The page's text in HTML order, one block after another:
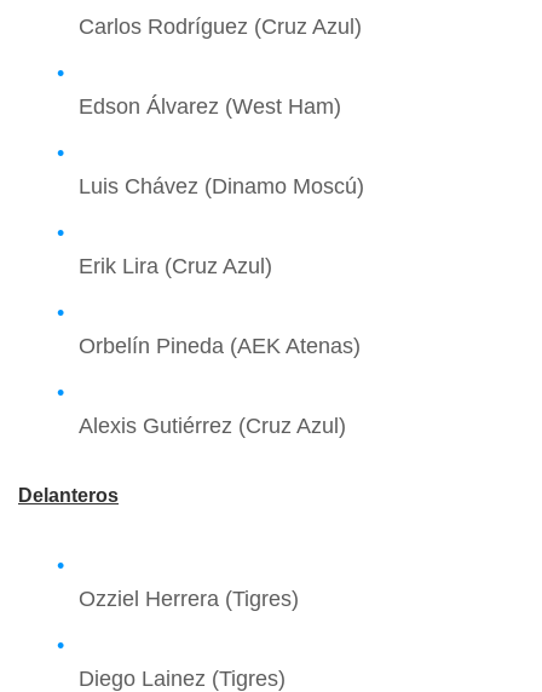
Carlos Rodríguez (Cruz Azul)
Edson Álvarez (West Ham)
Luis Chávez (Dinamo Moscú)
Erik Lira (Cruz Azul)
Orbelín Pineda (AEK Atenas)
Alexis Gutiérrez (Cruz Azul)
Delanteros
Ozziel Herrera (Tigres)
Diego Lainez (Tigres)